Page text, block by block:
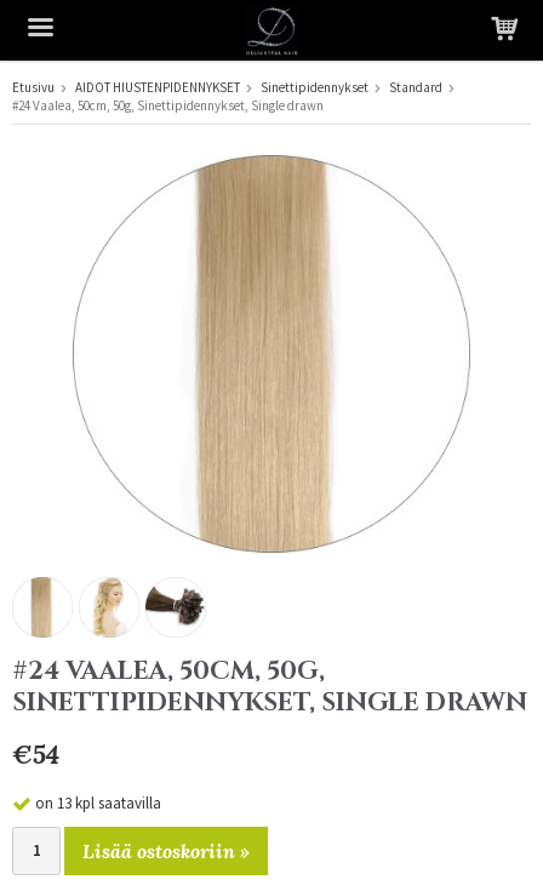
Tuote on lisätty ostoskoriin
Etusivu AIDOT HIUSTENPIDENNYKSET Sinettipidennykset
Standard
#24 Vaalea, 50cm, 50g, Sinettipidennykset, Single drawn
#24 VAALEA, 50CM, 50G,
SINETTIPIDENNYKSET, SINGLE DRAWN
€54
on 13 kpl saatavilla
Lisää ostoskoriin »